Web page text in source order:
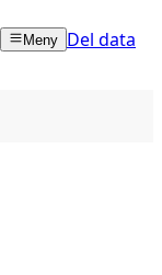
Meny Del data